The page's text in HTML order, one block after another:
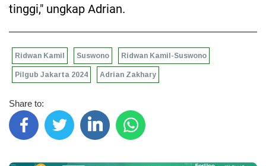
tinggi," ungkap Adrian.
Ridwan Kamil Suswono Ridwan Kamil-Suswono
Pilgub Jakarta 2024 Adrian Zakhary
Share to: